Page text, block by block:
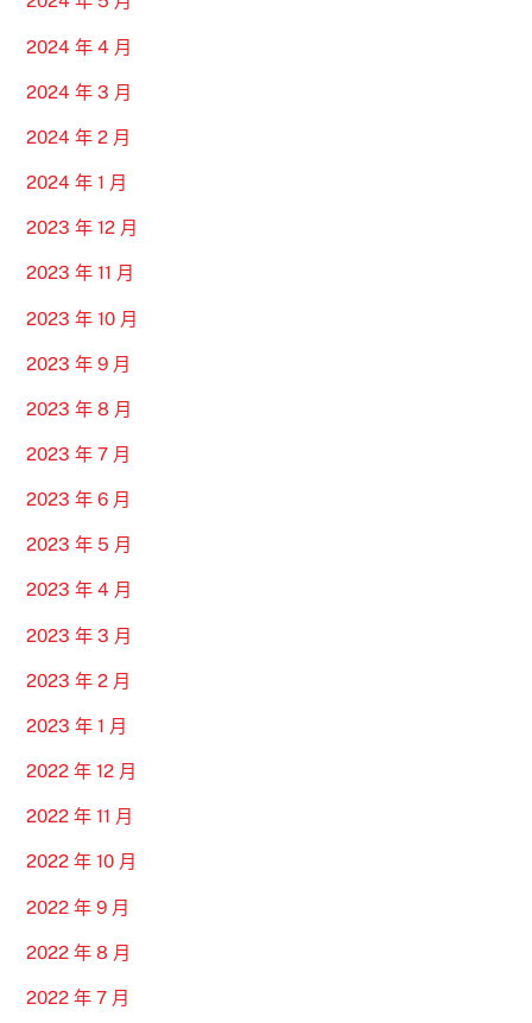
2024 年 4 月
2024 年 3 月
2024 年 2 月
2024 年 1 月
2023 年 12 月
2023 年 11 月
2023 年 10 月
2023 年 9 月
2023 年 8 月
2023 年 7 月
2023 年 6 月
2023 年 5 月
2023 年 4 月
2023 年 3 月
2023 年 2 月
2023 年 1 月
2022 年 12 月
2022 年 11 月
2022 年 10 月
2022 年 9 月
2022 年 8 月
2022 年 7 月